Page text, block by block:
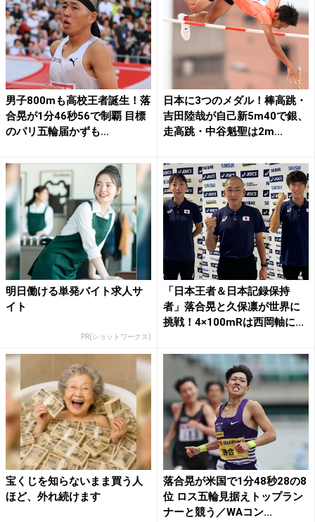
男子800mも高校王者誕生！落
合晃が1分46秒56で制覇 目標
のパリ五輪届かずも...
日本に3つのメダル！棒高跳・
吉田陸哉が自己新5m40で銀、
走高跳・中谷魁聖は2m...
明日働ける単発バイト求人サ
イト
PR(ショットワークス)
「日本王者＆日本記録保持
者」落合晃と久保凛が世界に
挑戦！4×100mRは西岡軸に...
宝くじを知らないまま買う人
ほど、外れ続けます
落合晃が米国で1分48秒28の8
位 ロス五輪見据えトップラン
ナーと競う／WAコン...